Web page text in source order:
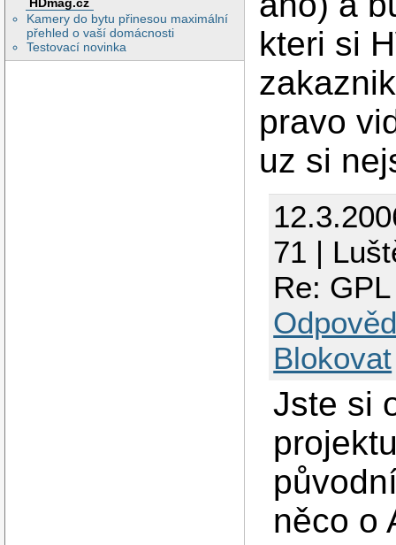
Kamery do bytu přinesou maximální
přehled o vaší domácnosti
Testovací novinka
kteri si
pravo
uz si
71 |
Re:
Blokovat
Jste si
něco o